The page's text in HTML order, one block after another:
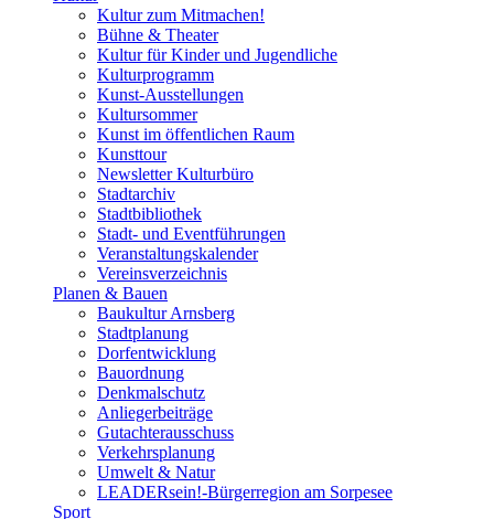
Kultur zum Mitmachen!
Bühne & Theater
Kultur für Kinder und Jugendliche
Kulturprogramm
Kunst-Ausstellungen
Kultursommer
Kunst im öffentlichen Raum
Kunsttour
Newsletter Kulturbüro
Stadtarchiv
Stadtbibliothek
Stadt- und Eventführungen
Veranstaltungskalender
Vereinsverzeichnis
Planen & Bauen
Baukultur Arnsberg
Stadtplanung
Dorfentwicklung
Bauordnung
Denkmalschutz
Anliegerbeiträge
Gutachterausschuss
Verkehrsplanung
Umwelt & Natur
LEADERsein!-Bürgerregion am Sorpesee
Sport